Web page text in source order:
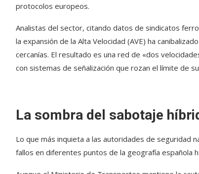
protocolos europeos.
Analistas del sector, citando datos de sindicatos
la expansión de la Alta Velocidad (AVE) ha
cercanías. El resultado es una red de «dos
con sistemas de señalización que rozan el límite de
La sombra del sabotaje
Lo que más inquieta a las autoridades de seguridad
fallos en diferentes puntos de la geografía española